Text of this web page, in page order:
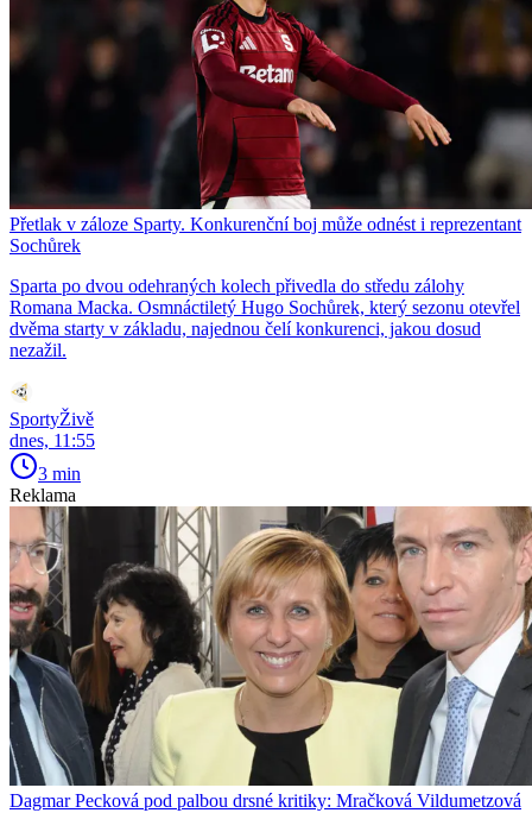
Přetlak v záloze Sparty. Konkurenční boj může odnést i reprezentant
Sochůrek
Sparta po dvou odehraných kolech přivedla do středu zálohy
Romana Macka. Osmnáctiletý Hugo Sochůrek, který sezonu otevřel
dvěma starty v základu, najednou čelí konkurenci, jakou dosud
nezažil.
SportyŽivě
dnes, 11:55
3 min
Reklama
Dagmar Pecková pod palbou drsné kritiky: Mračková Vildumetzová